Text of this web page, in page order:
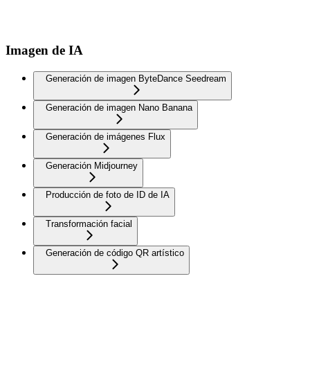
Imagen de IA
Generación de imagen ByteDance Seedream
Generación de imagen Nano Banana
Generación de imágenes Flux
Generación Midjourney
Producción de foto de ID de IA
Transformación facial
Generación de código QR artístico